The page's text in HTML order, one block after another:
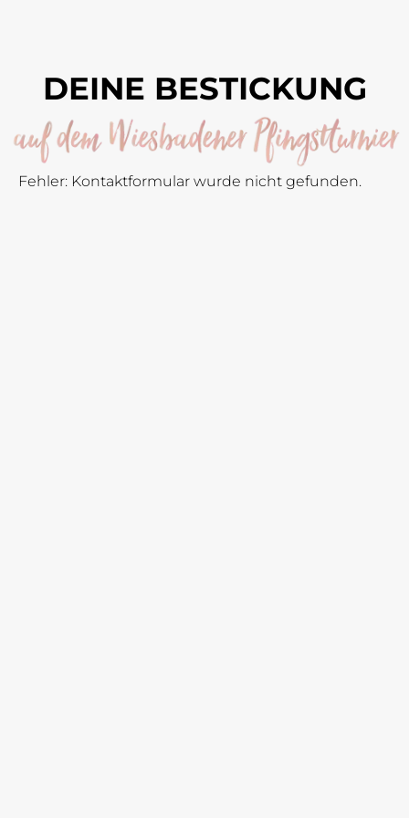
DEINE BESTICKUNG
Fehler: Kontaktformular wurde nicht gefunden.